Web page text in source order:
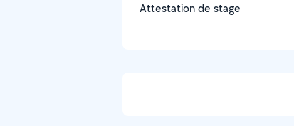
Attestation de stage